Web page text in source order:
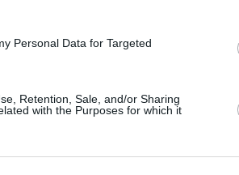
Personal Data for Targeted
Retention, Sale, and/or Sharing
with the Purposes for which it
της δεύτερης
θέρμανσης
της β’ δόσης του